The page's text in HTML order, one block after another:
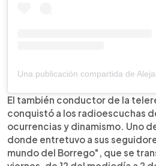
El también conductor de la
conquistó a los radioescuchas
ocurrencias y dinamismo. Uno
donde entretuvo a sus
mundo del Borrego", que se